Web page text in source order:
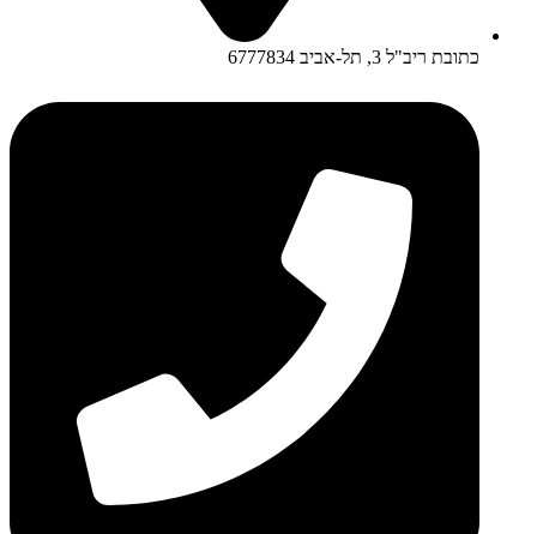
כתובת ריב"ל 3, תל-אביב 6777834